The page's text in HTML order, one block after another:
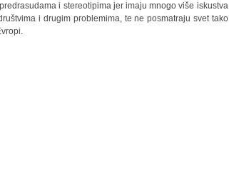
i stereotipima jer imaju mnogo više iskustva
i drugim problemima, te ne posmatraju svet tako